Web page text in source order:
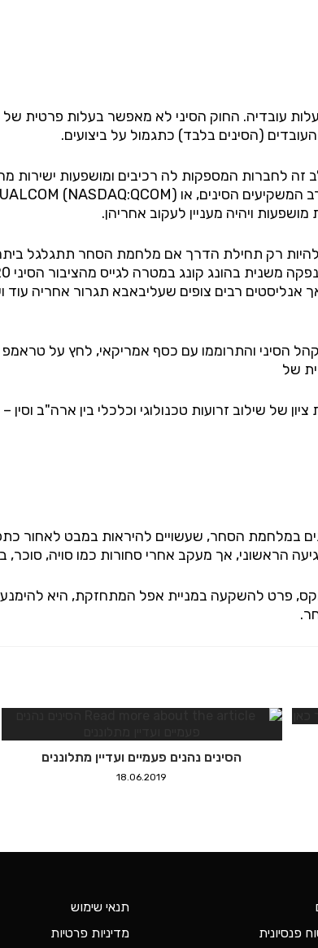
זה לחברות המספקות לה רכיבים ומושפעות ישירות
(NASDAQ:QCOM
ויהיה מעניין לעקוב אחריהן.
רק תחילת הדרך אם מלחמת הסחר תתגלגל ביתר
אנליסטים רבים צופים שעליבאבא תגרור אחריה
הסיני והתרוממו עם כסף אמריקאי, לחץ על טראמפ
של
במלחמת הסחר, שעשויים להיראות במבט לאחור
הראשוני, אך מעקב אחרי סחורות כמו סויה, סוכר,
פרט להשקעה במניית אפל המתחזקת, היא
הסינים נהנים פעמיים ועדיין מתלוננים
18.06.2019
פנסיונית
תנאי שימוש
מדיניות פרטיות